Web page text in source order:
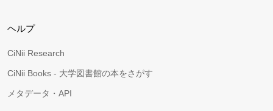
ヘルプ
CiNii Research
CiNii Books - 大学図書館の本をさがす
メタデータ・API